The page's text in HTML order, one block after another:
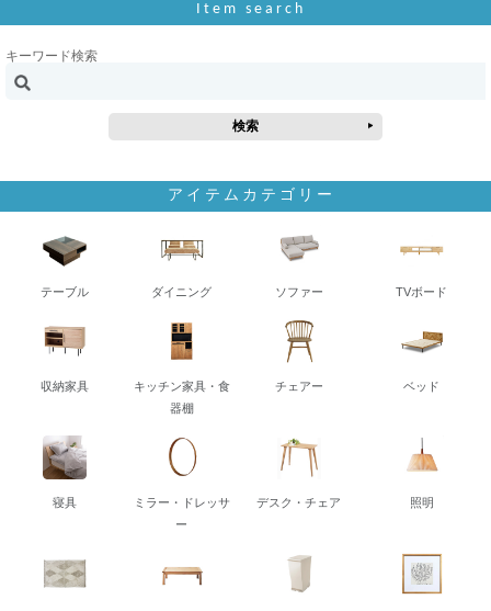
Item search
キーワード検索
アイテムカテゴリー
テーブル ダイニング ソファー TVボード
収納家具
キッチン家具・食
器棚
チェアー ベッド
寝具
ミラー・ドレッサ
ー
デスク・チェア 照明